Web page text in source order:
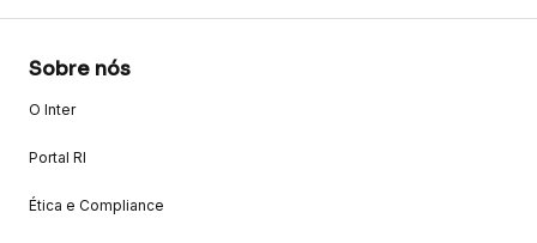
Sobre nós
O Inter
Portal RI
Ética e Compliance